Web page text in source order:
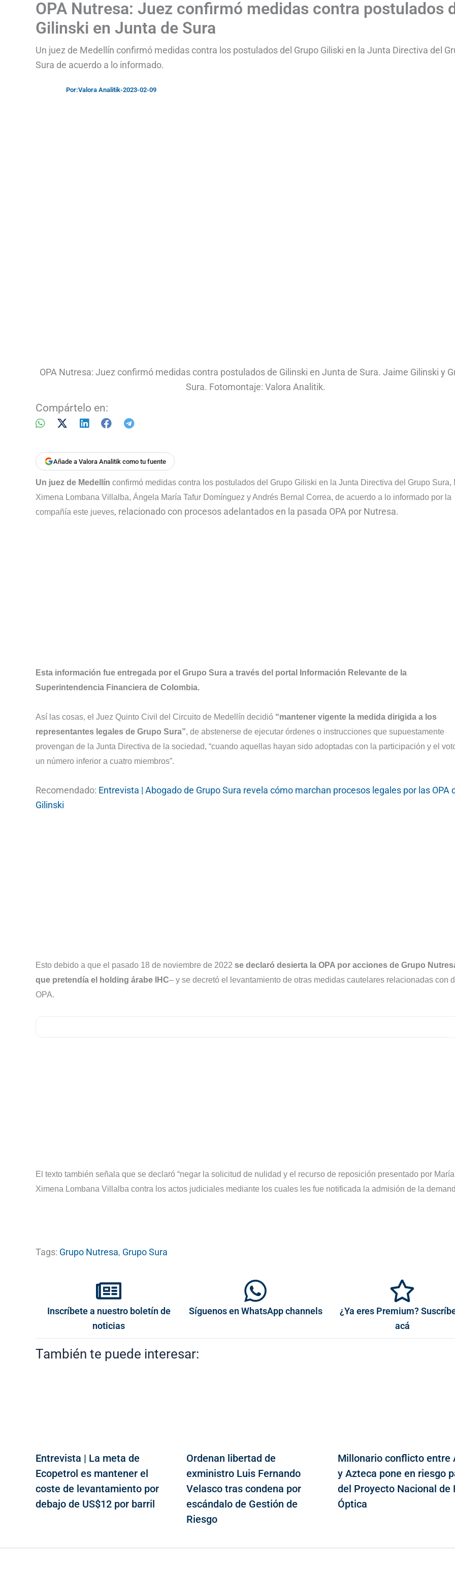
OPA Nutresa: Juez confirmó medidas contra postulados
Gilinski en Junta de Sura
Un juez de Medellín confirmó medidas contra los postulados del Grupo Giliski en la Junta Directiva del
Sura de acuerdo a lo informado.
Por:Valora Analitik-2023-02-09
OPA Nutresa: Juez confirmó medidas contra postulados de Gilinski en Junta de Sura. Jaime Gilinski y
Sura. Fotomontaje: Valora Analitik.
Compártelo en:
Añade a Valora Analitik como tu fuente
Un juez de Medellín confirmó medidas contra los postulados del Grupo Giliski en la Junta Directiva del Grupo Sura,
Ximena Lombana Villalba, Ángela María Tafur Domínguez y Andrés Bernal Correa, de acuerdo a lo informado por la
compañía este jueves, relacionado con procesos adelantados en la pasada OPA por Nutresa.
Esta información fue entregada por el Grupo Sura a través del portal Información Relevante de la
Superintendencia Financiera de Colombia.
Así las cosas, el Juez Quinto Civil del Circuito de Medellín decidió “mantener vigente la medida dirigida a los
representantes legales de Grupo Sura”, de abstenerse de ejecutar órdenes o instrucciones que supuestamente
provengan de la Junta Directiva de la sociedad, “cuando aquellas hayan sido adoptadas con la participación y el
un número inferior a cuatro miembros”.
Recomendado: Entrevista | Abogado de Grupo Sura revela cómo marchan procesos legales por las OPA
Gilinski
Esto debido a que el pasado 18 de noviembre de 2022 se declaró desierta la OPA por acciones de Grupo
que pretendía el holding árabe IHC– y se decretó el levantamiento de otras medidas cautelares relacionadas con
OPA.
El texto también señala que se declaró “negar la solicitud de nulidad y el recurso de reposición presentado por María
Ximena Lombana Villalba contra los actos judiciales mediante los cuales les fue notificada la admisión de la
Tags: Grupo Nutresa, Grupo Sura
Inscríbete a nuestro boletín de
noticias
Síguenos en WhatsApp channels
¿Ya eres Premium?
acá
También te puede interesar:
Entrevista | La meta de
Ecopetrol es mantener el
coste de levantamiento por
debajo de US$12 por barril
Ordenan libertad de
exministro Luis Fernando
Velasco tras condena por
escándalo de Gestión de
Riesgo
Millonario conflicto entre
y Azteca pone en riesgo
del Proyecto Nacional de
Óptica